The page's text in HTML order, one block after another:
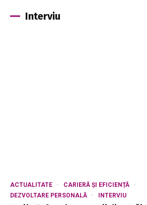
Interviu
ACTUALITATE
CARIERĂ ȘI EFICIENȚĂ
DEZVOLTARE PERSONALĂ
INTERVIU